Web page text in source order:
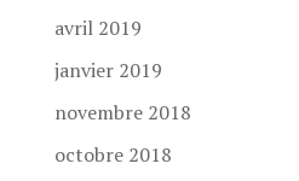
avril 2019
janvier 2019
novembre 2018
octobre 2018